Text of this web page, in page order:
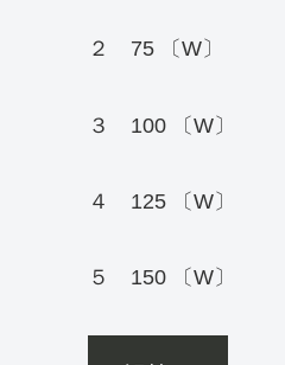
２ 75 〔W〕
３ 100 〔W〕
４ 125 〔W〕
５ 150 〔W〕